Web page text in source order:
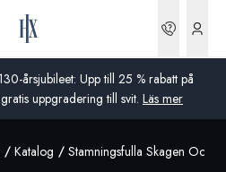
årsjubileet: Upp till 25 % rabatt på
uppgradering till svit. Läs mer
Katalog Stamningsfulla Skagen Och